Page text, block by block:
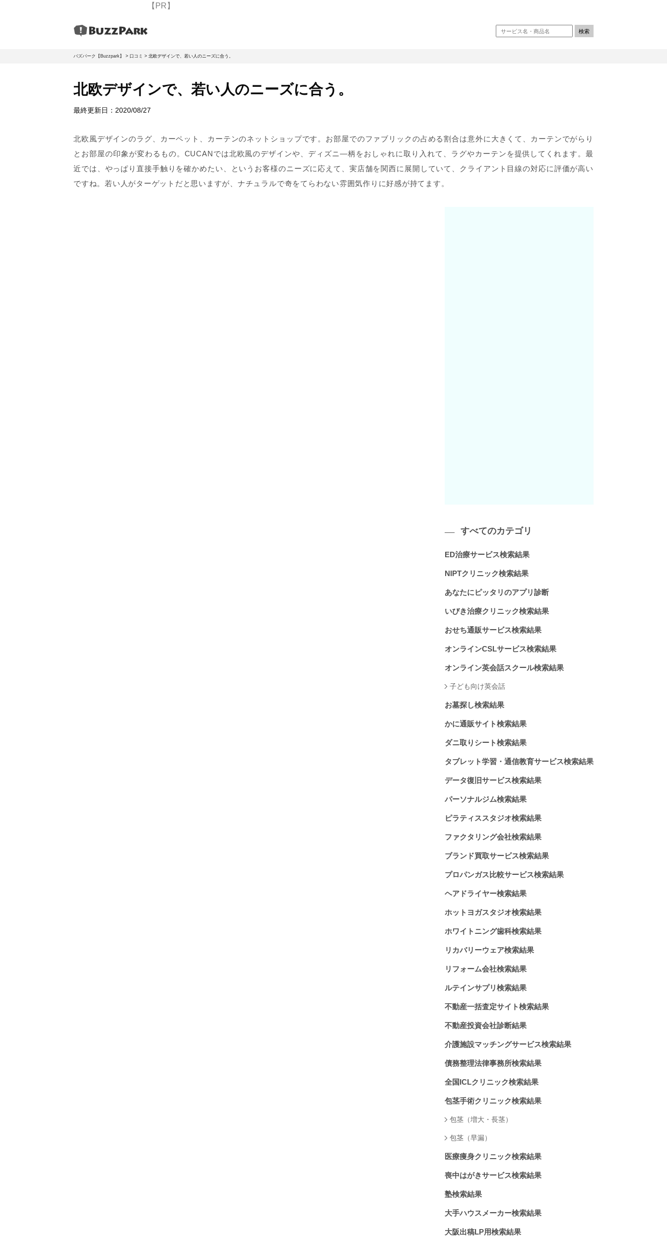
【PR】
バズパーク【Buzzpark】 > 口コミ > 北欧デザインで、若い人のニーズに合う。
北欧デザインで、若い人のニーズに合う。
最終更新日： 2020/08/27
北欧風デザインのラグ、カーペット、カーテンのネットショップです。お部屋でのファブリックの占める割合は意外に大きくて、カーテンでがらり
とお部屋の印象が変わるもの。CUCANでは北欧風のデザインや、ディズニ―柄をおしゃれに取り入れて、ラグやカーテンを提供してくれます。最
近では、やっぱり直接手触りを確かめたい、というお客様のニーズに応えて、実店舗を関西に展開していて、クライアント目線の対応に評価が高い
ですね。若い人がターゲットだと思いますが、ナチュラルで奇をてらわない雰囲気作りに好感が持てます。
すべてのカテゴリ
ED治療サービス検索結果
NIPTクリニック検索結果
あなたにピッタリのアプリ診断
いびき治療クリニック検索結果
おせち通販サービス検索結果
オンラインCSLサービス検索結果
オンライン英会話スクール検索結果
子ども向け英会話
お墓探し検索結果
かに通販サイト検索結果
ダニ取りシート検索結果
タブレット学習・通信教育サービス検索結果
データ復旧サービス検索結果
パーソナルジム検索結果
ピラティススタジオ検索結果
ファクタリング会社検索結果
ブランド買取サービス検索結果
プロパンガス比較サービス検索結果
ヘアドライヤー検索結果
ホットヨガスタジオ検索結果
ホワイトニング歯科検索結果
リカバリーウェア検索結果
リフォーム会社検索結果
ルテインサプリ検索結果
不動産一括査定サイト検索結果
不動産投資会社診断結果
介護施設マッチングサービス検索結果
債務整理法律事務所検索結果
全国ICLクリニック検索結果
包茎手術クリニック検索結果
包茎（増大・長茎）
包茎（早漏）
医療痩身クリニック検索結果
喪中はがきサービス検索結果
塾検索結果
大手ハウスメーカー検索結果
大阪出稿LP用検索結果